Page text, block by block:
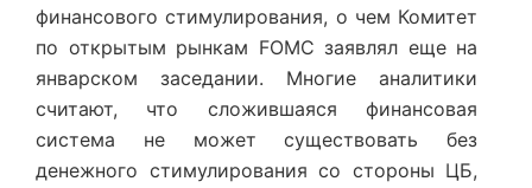
финансового стимулирования, о чем Комитет
по открытым рынкам FOMC заявлял еще на
январском заседании. Многие аналитики
считают, что сложившаяся финансовая
система не может существовать без
денежного стимулирования со стороны ЦБ,